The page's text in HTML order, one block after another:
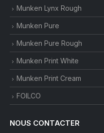
Munken Lynx Rough
Munken Pure
Munken Pure Rough
Munken Print White
Munken Print Cream
FOILCO
NOUS CONTACTER